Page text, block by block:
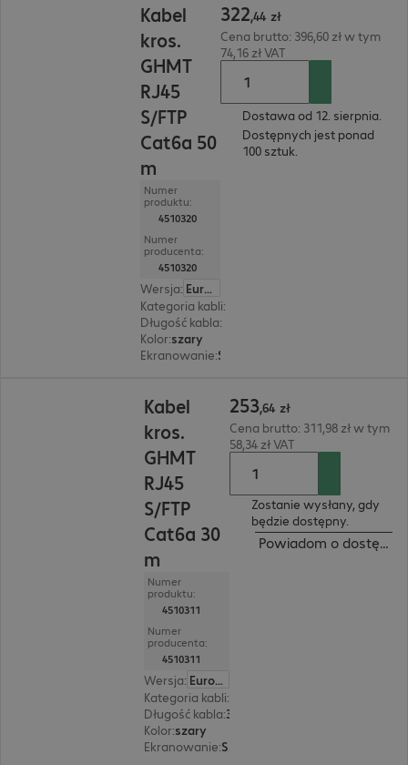
Kabel
kros.
GHMT
RJ45
S/FTP
Cat6a 50
m
Numer
produktu:
4510320
Numer
producenta:
4510320
Wersja:
Europa
Kategoria kabli:
Długość kabla:
Kolor:szary
Ekranowanie:
322,44 zł
Cena brutto: 396,60 zł w tym
74,16 zł VAT
Dostawa od 12. sierpnia.
Dostępnych jest ponad
100 sztuk.
Kabel
kros.
GHMT
RJ45
S/FTP
Cat6a 30
m
Numer
produktu:
4510311
Numer
producenta:
4510311
Wersja:
Europa
Kategoria kabli:
Długość kabla:
Kolor:szary
Ekranowanie:
253,64 zł
Cena brutto: 311,98 zł w tym
58,34 zł VAT
Zostanie wysłany, gdy
będzie dostępny.
Powiadom o